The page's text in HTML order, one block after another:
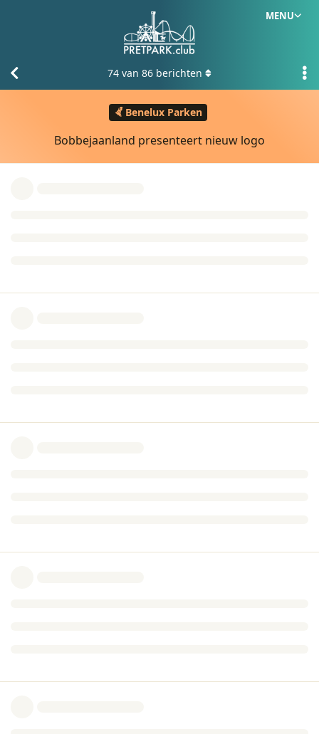
MENU
Benelux Parken
Bobbejaanland presenteert nieuw logo
74 van 86 berichten